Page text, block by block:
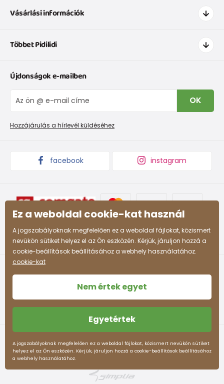
Vásárlási információk
Szállítás és fizetés
Cipőmérettáblázat
IVisszaküldések és reklamációk
Panaszkezelési eljárás
Többet Pidilidi
Rólunk
Blog
Nagykereskedelem PiDiLiDi
Áruk begyűjtése
Újdonságok e-mailben
OK
Hozzájárulás a hírlevél küldéséhez
facebook instagram
pidilidi.hu © 2026. WebdesignLitvanyi.sk.
Ez a weboldal cookie-kat használ
A jogszabályoknak megfelelően ez a weboldal fájlokat, közismert
nevükön sütiket helyez el az Ön eszközén. Kérjük, járuljon hozzá a
cookie-beállítások beállításához a webhely használatához.
cookie-kat
Nem értek egyet
Egyetértek
A jogszabályoknak megfelelően ez a weboldal fájlokat, közismert nevükön sütiket
helyez el az Ön eszközén. Kérjük, járuljon hozzá a cookie-beállítások beállításához
a webhely használatához.